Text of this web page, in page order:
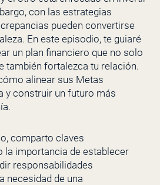
con las estrategias
pueden convertirse
En este episodio, te guiaré
un plan financiero que no solo
también fortalezca tu relación.
alinear sus Metas
y construir un futuro más
comparto claves
la importancia de establecer
responsabilidades
necesidad de una